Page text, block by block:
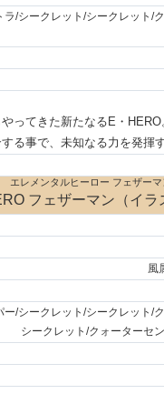
ラ/シークレット/シークレット/
ってきた新たなるE・
る事で、未知なる力を発揮
エレメンタルヒーロー フェザーマ
フェザーマン（イラ
風
ー/シークレット/シークレット/
シークレット/クォーターセ